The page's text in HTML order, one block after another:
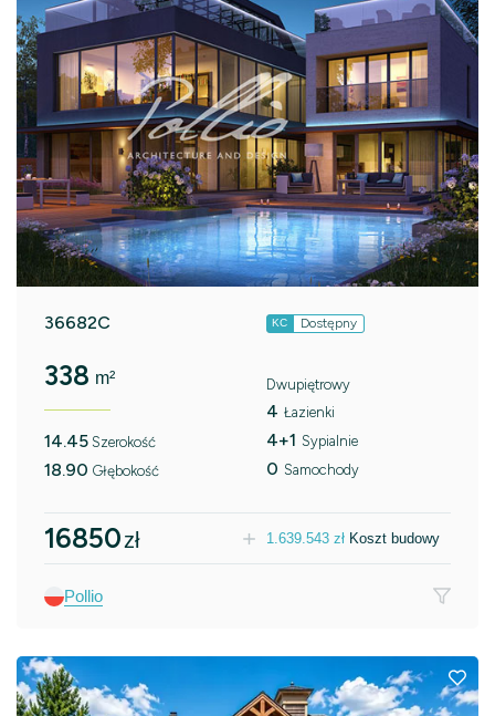
36682C KC Dostępny
338 m²
14.45 Szerokość
18.90 Głębokość
Dwupiętrowy
4 Łazienki
4+1 Sypialnie
0 Samochody
16850zł 1.639.543 zł Koszt budowy
Pollio